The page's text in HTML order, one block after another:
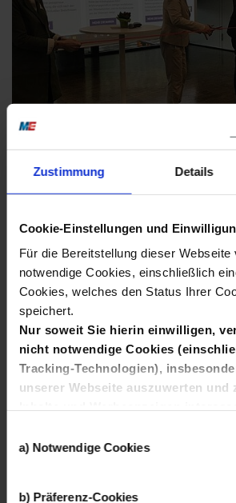
Zustimmung Details
Cookie-Einstellungen und
Für die Bereitstellung dieser Webseite
notwendige Cookies, einschließlich
Cookies, welches den Status Ihrer
speichert.
Nur soweit Sie hierin einwilligen,
nicht notwendige Cookies
Tracking-Technologien),
unserer Webseite auszuwerten und
Angebote von Social-Media-
Hierfür setzen wir die Dienste von
Google, Facebook und Twitter ein,
a) Notwendige Cookies
b) Präferenz-Cookies
19.02.2024, Online-Portal
Die Metall- und Elektro-
zukunftsindustrie.de
Berufsorientierung für alle: Eltern,
Lehrkräfte
Wonach